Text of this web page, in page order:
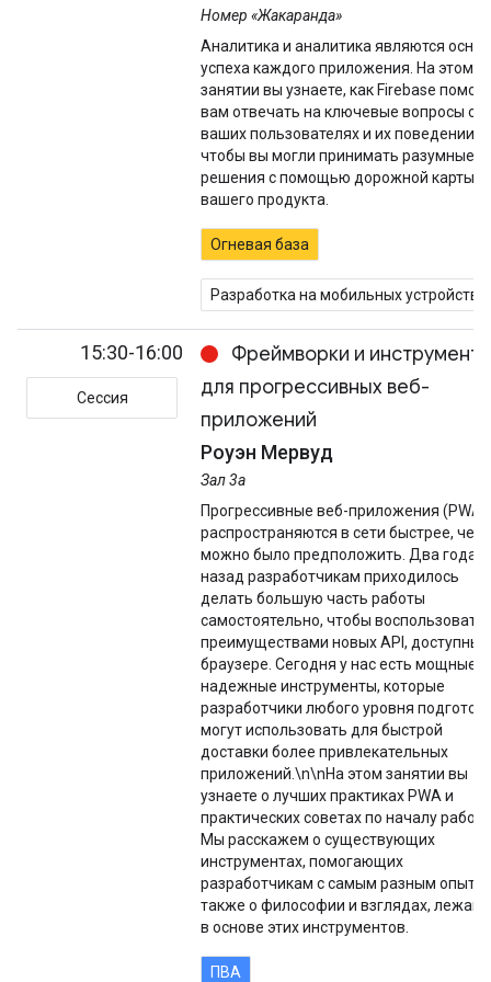
Номер «Жакаранда»
Аналитика и аналитика являются
успеха каждого приложения. На этом
занятии вы узнаете, как Firebase
вам отвечать на ключевые вопросы о
ваших пользователях и их поведении,
чтобы вы могли принимать разумные
решения с помощью дорожной карты
вашего продукта.
Огневая база
Разработка на мобильных
15:30-16:00
Сессия
Фреймворки и
для прогрессивных веб-
приложений
Роуэн Мервуд
Зал 3а
Прогрессивные веб-приложения (PWA)
распространяются в сети быстрее, чем
можно было предположить. Два года
назад разработчикам приходилось
делать большую часть работы
самостоятельно, чтобы
преимуществами новых API, доступных
браузере. Сегодня у нас есть мощные и
надежные инструменты, которые
разработчики любого уровня
могут использовать для быстрой
доставки более привлекательных
приложений.\n\nНа этом занятии вы
узнаете о лучших практиках PWA и
практических советах по началу
Мы расскажем о существующих
инструментах, помогающих
разработчикам с самым разным
также о философии и взглядах,
в основе этих инструментов.
ПВА